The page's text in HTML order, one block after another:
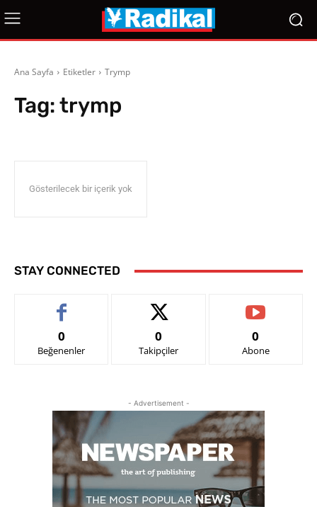
Ana Sayfa Etiketler Trymp
Tag:trymp
Gösterilecek bir içerik yok
STAY CONNECTED
0
Beğenenler
0
Takipçiler
0
Abone
- Advertisement -